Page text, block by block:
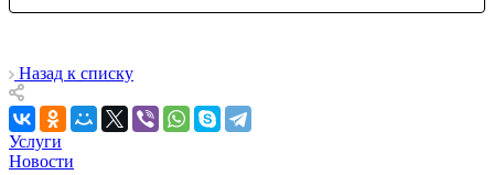
Назад к списку
Услуги
Новости